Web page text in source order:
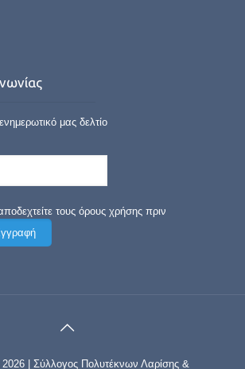
μας δελτίο
τους όρους χρήσης πριν
| Σύλλογος Πολυτέκνων Λαρίσης &